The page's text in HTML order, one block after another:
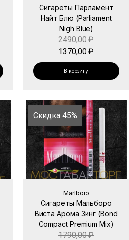
Сигареты Парламент
Найт Блю (Parliament
Nigh Blue)
2490,00₽
1370,00 ₽
В корзину
Скидка 45%
Marlboro
Сигареты Мальборо
Виста Арома Зинг (Bond
Compact Premium Mix)
1790,00₽